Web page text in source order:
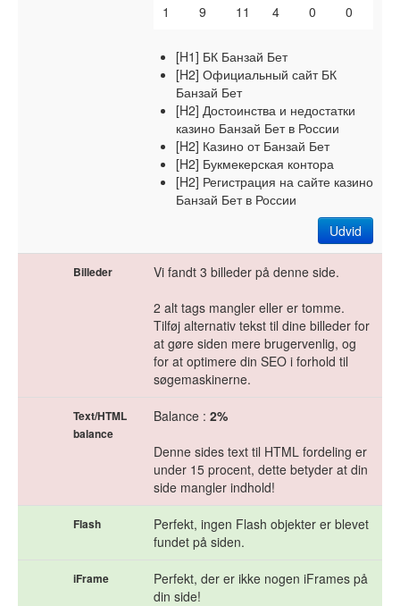
1 9 11 4 0 0
[H1] БК Банзай Бет
[H2] Официальный сайт БК
Банзай Бет
[H2] Достоинства и недостатки
казино Банзай Бет в России
[H2] Казино от Банзай Бет
[H2] Букмекерская контора
[H2] Регистрация на сайте казино
Банзай Бет в России
Udvid
Billeder
Vi fandt 3 billeder på denne side.
2 alt tags mangler eller er tomme.
Tilføj alternativ tekst til dine billeder for
at gøre siden mere brugervenlig, og
for at optimere din SEO i forhold til
søgemaskinerne.
Text/HTML
balance
Balance : 2%
Denne sides text til HTML fordeling er
under 15 procent, dette betyder at din
side mangler indhold!
Flash
Perfekt, ingen Flash objekter er blevet
fundet på siden.
iFrame
Perfekt, der er ikke nogen iFrames på
din side!